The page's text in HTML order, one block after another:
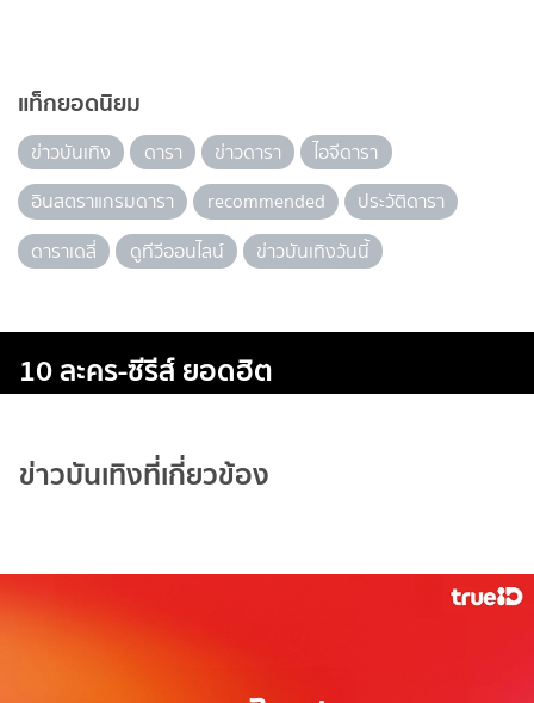
แท็กยอดนิยม
ข่าวบันเทิง ดารา ข่าวดารา
ไอจีดารา
อินสตราแกรมดารา
recommended
ประวัติดารา
ดาราเดลี่
ดูทีวีออนไลน์ ข่าวบันเทิงวันนี้
10 ละคร-ซีรีส์ ยอดฮิต
ข่าวบันเทิงที่เกี่ยวข้อง